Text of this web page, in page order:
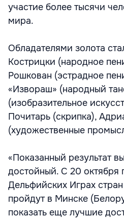
участие более тысячи
мира.
Обладателями золота
Кострицки (народное
Рошкован (эстрадное
«Извораш» (народный
(изобразительное
Почитарь (скрипка),
(художественные
«Показанный результат
достойный. С 20 октября
Дельфийских Играх
пройдут в Минске
показать еще лучшие